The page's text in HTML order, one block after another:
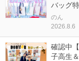
バッグ
のん
2026.8.6
確認中
子高生